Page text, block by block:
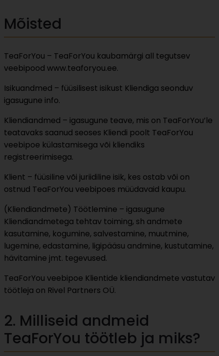
Mõisted
TeaForYou – TeaForYou kaubamärgi all tegutsev
veebipood www.teaforyou.ee.
Isikuandmed – füüsilisest isikust Kliendiga seonduv
igasugune info.
Kliendiandmed – igasugune teave, mis on TeaForYou’le
teatavaks saanud seoses Kliendi poolt TeaForYou
veebipoe külastamisega või kliendiks
registreerimisega.
Klient – füüsiline või juriidiline isik, kes ostab või on
ostnud TeaForYou veebipoes müüdavaid kaupu.
(Kliendiandmete) Töötlemine – igasugune
Kliendiandmetega tehtav toiming, sh andmete
kasutamine, kogumine, salvestamine, muutmine,
lugemine, edastamine, ligipääsu andmine, kustutamine,
hävitamine jmt. tegevused.
TeaForYou veebipoe Klientide kliendiandmete vastutav
töötleja on Rivel Partners OÜ.
2. Milliseid andmeid
TeaForYou töötleb ja miks?